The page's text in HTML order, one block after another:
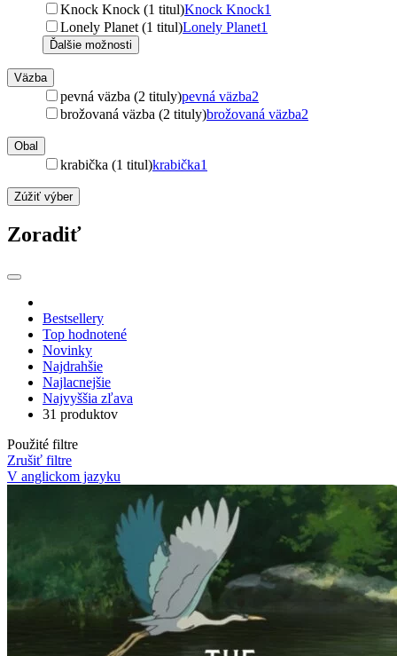
Knock Knock (1 titul)Knock Knock1
Lonely Planet (1 titul)Lonely Planet1
Ďalšie možnosti
Väzba
pevná väzba (2 tituly)pevná väzba2
brožovaná väzba (2 tituly)brožovaná väzba2
Obal
krabička (1 titul)krabička1
Zúžiť výber
Zoradiť
Bestsellery
Top hodnotené
Novinky
Najdrahšie
Najlacnejšie
Najvyššia zľava
31 produktov
Použité filtre
Zrušiť filtre
V anglickom jazyku